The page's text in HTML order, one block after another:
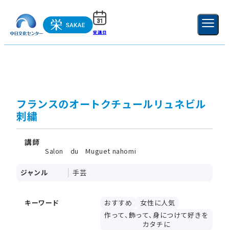
受講日 新規登録
フランスのオートクチュールリュネビル
刺繍
講師
Salon du Muguet nahomi
ジャンル 手芸
キーワード おすすめ
女性に人気
作って、飾って、身につけて好きを
カタチに